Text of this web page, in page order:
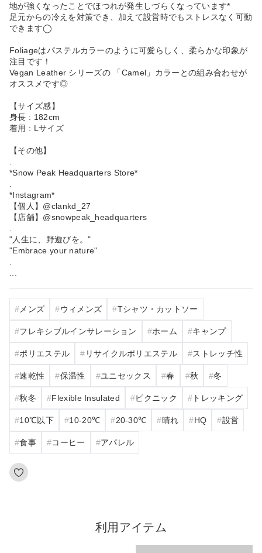
地が強くなったことでほつれが発生しづらくなっています*
足元からの冷えを対策でき、加えて設営時でもストレスなく可動
できます◯
Foliageはパステルカラーのように可愛らしく、柔らかな印象が
注目です！
Vegan Leather シリーズの 「Camel」カラーとの組み合わせが
オススメです◎
【サイズ感】
身長 : 182cm
着用 : Lサイズ
【その他】
*Snow Peak Headquarters Store*
*Instagram*
【個人】@clankd_27
【店舗】@snowpeak_headquarters
"人生に、野遊びを。"
"Embrace your nature"
メンズ ウィメンズ Tシャツ・カットソー
フレキシブルインサレーション ホーム キャンプ
ポリエステル リサイクルポリエステル ストレッチ性
速乾性 保温性 ユニセックス 春 秋 冬
秋冬 Flexible Insulated ピクニック トレッキング
10℃以下 10‐20℃ 20‐30℃ 晴れ HQ 設営
食事 コーヒー アパレル
利用アイテム